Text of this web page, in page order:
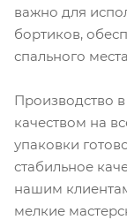
важно для
бортиков,
спального
Производство
качеством на
упаковки
стабильное
нашим
мелкие